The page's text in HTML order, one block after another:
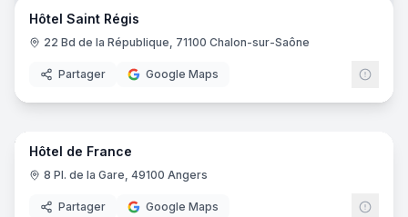
Hôtel Saint Régis
22 Bd de la République, 71100 Chalon-sur-Saône
Partager Google Maps
8
Hôtel de France
8 Pl. de la Gare, 49100 Angers
Partager Google Maps